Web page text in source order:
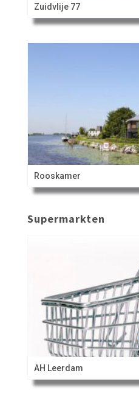
Zuidvlije 77
Rooskamer
Supermarkten
AH Leerdam